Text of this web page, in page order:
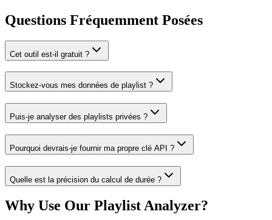
Questions Fréquemment Posées
Cet outil est-il gratuit ?
Stockez-vous mes données de playlist ?
Puis-je analyser des playlists privées ?
Pourquoi devrais-je fournir ma propre clé API ?
Quelle est la précision du calcul de durée ?
Why Use Our Playlist Analyzer?